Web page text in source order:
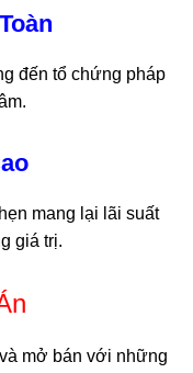
đến tổ chứng pháp
mang lại lãi suất
giá trị.
mở bán với những